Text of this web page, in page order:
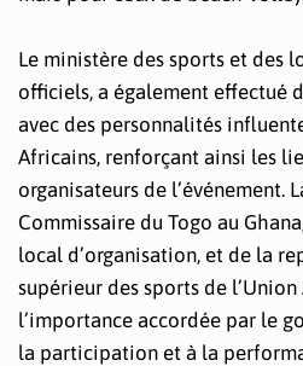
Le ministère des sports et des
officiels, a également effectué
avec des personnalités
Africains, renforçant ainsi les
organisateurs de l’événement.
Commissaire du Togo au
local d’organisation, et de la
supérieur des sports de
l’importance accordée par le
la participation et à la